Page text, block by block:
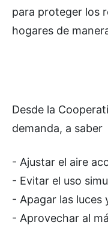
para proteger los
hogares de
Desde la
demanda, a saber
- Ajustar el aire
- Evitar el uso
- Apagar las luces
- Aprovechar al